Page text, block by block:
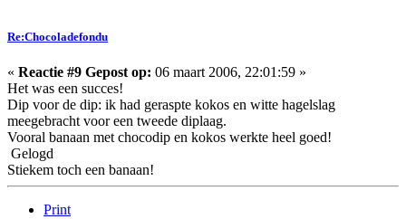
Re:Chocoladefondu
« Reactie #9 Gepost op: 06 maart 2006, 22:01:59 »
Het was een succes!
Dip voor de dip: ik had geraspte kokos en witte hagelslag
meegebracht voor een tweede diplaag.
Vooral banaan met chocodip en kokos werkte heel goed!
Gelogd
Stiekem toch een banaan!
Print